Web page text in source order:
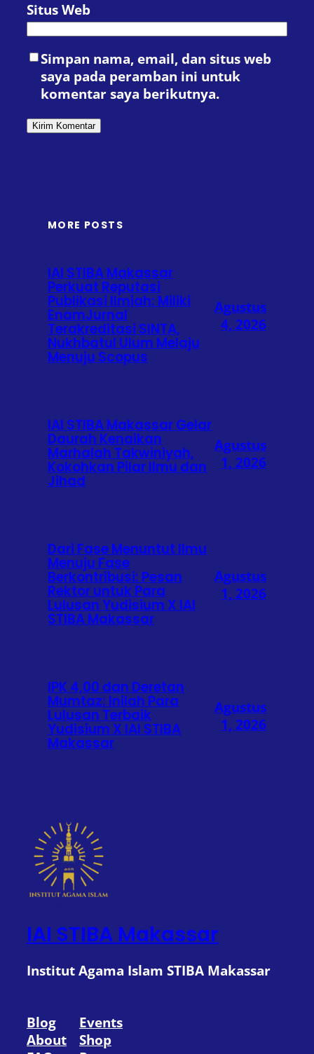
Situs Web
Simpan nama, email, dan situs web
saya pada peramban ini untuk
komentar saya berikutnya.
MORE POSTS
IAI STIBA Makassar
Perkuat Reputasi
Publikasi Ilmiah: Miliki
EnamJurnal
Terakreditasi SINTA,
Nukhbatul Ulum Melaju
Menuju Scopus
Agustus
4, 2026
IAI STIBA Makassar Gelar
Daurah Kenaikan
Marhalah Takwiniyah,
Kokohkan Pilar Ilmu dan
Jihad
Agustus
1, 2026
Dari Fase Menuntut Ilmu
Menuju Fase
Berkontribusi: Pesan
Rektor untuk Para
Lulusan Yudisium X IAI
STIBA Makassar
Agustus
1, 2026
IPK 4,00 dan Deretan
Mumtaz: Inilah Para
Lulusan Terbaik
Yudisium X IAI STIBA
Makassar
Agustus
1, 2026
IAI STIBA Makassar
Institut Agama Islam STIBA Makassar
Blog
About
Events
Shop